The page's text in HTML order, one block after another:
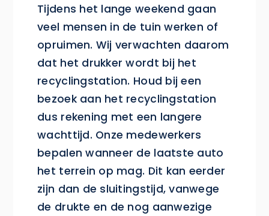
Tijdens het lange weekend gaan
veel mensen in de tuin werken of
opruimen. Wij verwachten daarom
dat het drukker wordt bij het
recyclingstation. Houd bij een
bezoek aan het recyclingstation
dus rekening met een langere
wachttijd. Onze medewerkers
bepalen wanneer de laatste auto
het terrein op mag. Dit kan eerder
zijn dan de sluitingstijd, vanwege
de drukte en de nog aanwezige